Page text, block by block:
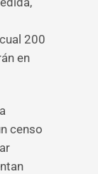
200
en
censo